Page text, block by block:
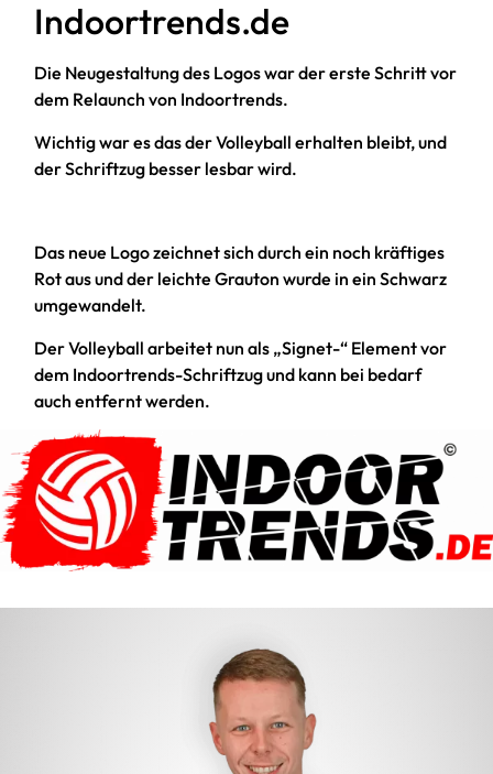
Indoortrends.de
Die Neugestaltung des Logos war der erste Schritt vor
dem Relaunch von Indoortrends.
Wichtig war es das der Volleyball erhalten bleibt, und
der Schriftzug besser lesbar wird.
Das neue Logo zeichnet sich durch ein noch kräftiges
Rot aus und der leichte Grauton wurde in ein Schwarz
umgewandelt.
Der Volleyball arbeitet nun als „Signet-“ Element vor
dem Indoortrends-Schriftzug und kann bei bedarf
auch entfernt werden.